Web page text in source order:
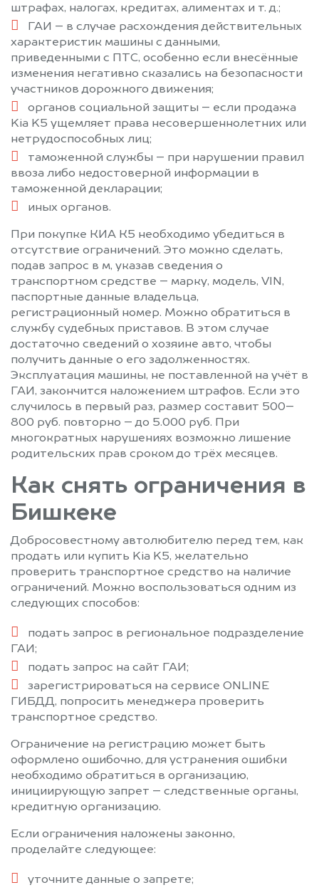
штрафах, налогах, кредитах, алиментах и т. д.;
ГАИ – в случае расхождения действительных
характеристик машины с данными,
приведенными с ПТС, особенно если внесённые
изменения негативно сказались на безопасности
участников дорожного движения;
органов социальной защиты – если продажа
Kia K5 ущемляет права несовершеннолетних или
нетрудоспособных лиц;
таможенной службы – при нарушении правил
ввоза либо недостоверной информации в
таможенной декларации;
иных органов.
При покупке КИА К5 необходимо убедиться в
отсутствие ограничений. Это можно сделать,
подав запрос в м, указав сведения о
транспортном средстве – марку, модель, VIN,
паспортные данные владельца,
регистрационный номер. Можно обратиться в
службу судебных приставов. В этом случае
достаточно сведений о хозяине авто, чтобы
получить данные о его задолженностях.
Эксплуатация машины, не поставленной на учёт в
ГАИ, закончится наложением штрафов. Если это
случилось в первый раз, размер составит 500–
800 руб. повторно – до 5.000 руб. При
многократных нарушениях возможно лишение
родительских прав сроком до трёх месяцев.
Как снять ограничения в
Бишкеке
Добросовестному автолюбителю перед тем, как
продать или купить Kia K5, желательно
проверить транспортное средство на наличие
ограничений. Можно воспользоваться одним из
следующих способов:
подать запрос в региональное подразделение
ГАИ;
подать запрос на сайт ГАИ;
зарегистрироваться на сервисе ONLINE
ГИБДД, попросить менеджера проверить
транспортное средство.
Ограничение на регистрацию может быть
оформлено ошибочно, для устранения ошибки
необходимо обратиться в организацию,
инициирующую запрет – следственные органы,
кредитную организацию.
Если ограничения наложены законно,
проделайте следующее:
уточните данные о запрете;